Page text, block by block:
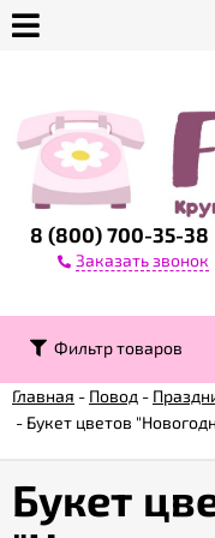
магазине
Доставка
Контакты
Возврат
Гарантии
8 (800) 700-35-38
Заказать звонок
Фильтр товаров
Главная - Повод -
- Букет цветов
Букет